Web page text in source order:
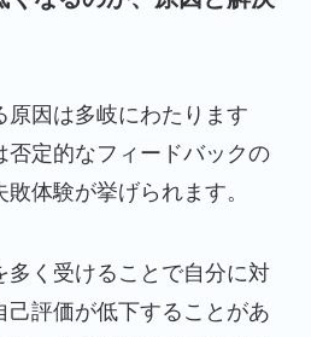
原因は多岐にわたります
否定的なフィードバックの
体験が挙げられます。
多く受けることで自分に対
己評価が低下することがあ